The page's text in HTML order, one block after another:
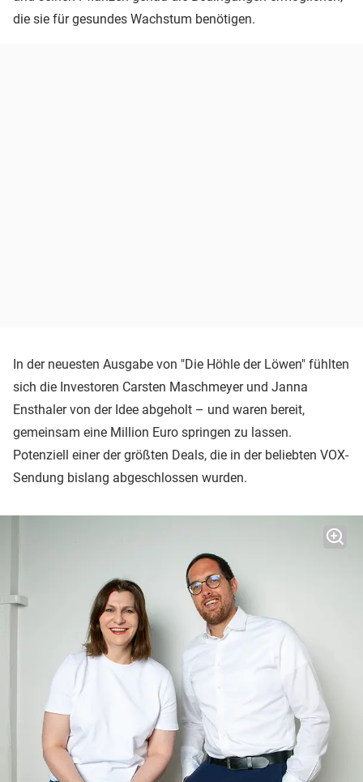
die sie für gesundes Wachstum benötigen.
In der neuesten Ausgabe von "Die Höhle der Löwen" fühlten
sich die Investoren Carsten Maschmeyer und Janna
Ensthaler von der Idee abgeholt – und waren bereit,
gemeinsam eine Million Euro springen zu lassen.
Potenziell einer der größten Deals, die in der beliebten VOX-
Sendung bislang abgeschlossen wurden.